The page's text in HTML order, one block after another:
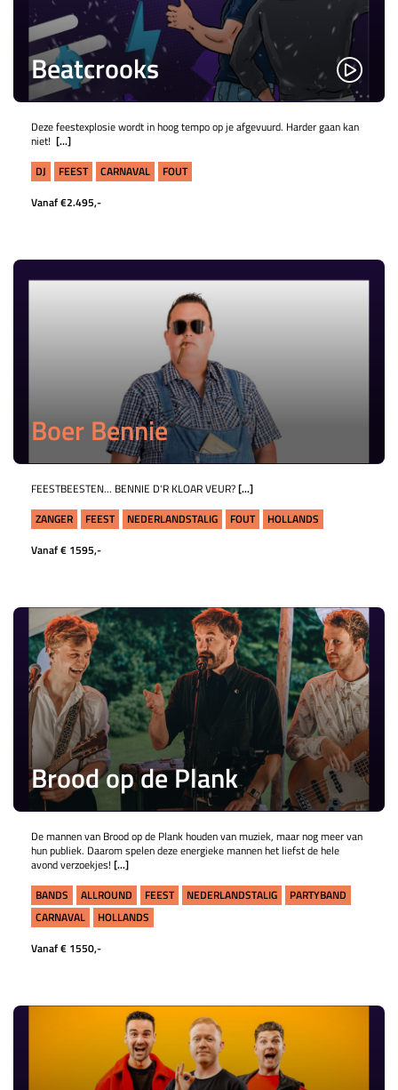
Beatcrooks
Deze feestexplosie wordt in hoog tempo op je afgevuurd. Harder gaan kan
niet! [...]
DJ
FEEST CARNAVAL
FOUT
Vanaf €2.495,-
Boer Bennie
FEESTBEESTEN... BENNIE D'R KLOAR VEUR?[...]
ZANGER
FEEST NEDERLANDSTALIG FOUT
HOLLANDS
Vanaf € 1595,-
Brood op de Plank
De mannen van Brood op de Plank houden van muziek, maar nog meer van
hun publiek. Daarom spelen deze energieke mannen het liefst de hele
avond verzoekjes! [...]
BANDS
ALLROUND FEEST NEDERLANDSTALIG
PARTYBAND
CARNAVAL
HOLLANDS
Vanaf € 1550,-